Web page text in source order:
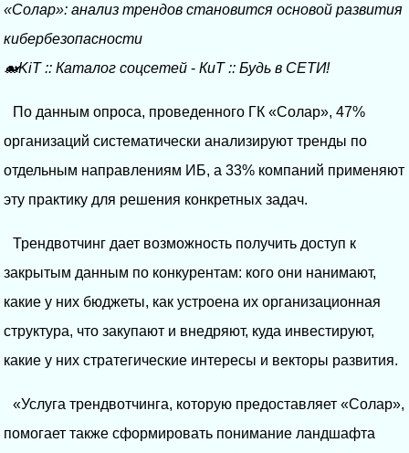
«Солар»: анализ трендов становится основой развития
кибербезопасности
🐋KiT:: Каталог соцсетей - КиТ:: Будь в СЕТИ!
По данным опроса, проведенного ГК «Солар», 47%
организаций систематически анализируют тренды по
отдельным направлениям ИБ, а 33% компаний применяют
эту практику для решения конкретных задач.
Трендвотчинг дает возможность получить доступ к
закрытым данным по конкурентам: кого они нанимают,
какие у них бюджеты, как устроена их организационная
структура, что закупают и внедряют, куда инвестируют,
какие у них стратегические интересы и векторы развития.
«Услуга трендвотчинга, которую предоставляет «Солар»,
помогает также сформировать понимание ландшафта